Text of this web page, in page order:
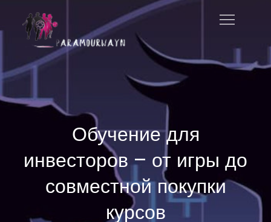
content
Обучение для
инвесторов – от игры до
совместной покупки
курсов